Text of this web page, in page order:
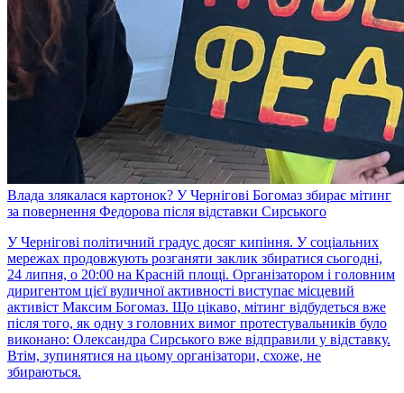
Влада злякалася картонок? У Чернігові Богомаз збирає мітинг
за повернення Федорова після відставки Сирського
У Чернігові політичний градус досяг кипіння. У соціальних
мережах продовжують розганяти заклик збиратися сьогодні,
24 липня, о 20:00 на Красній площі. Організатором і головним
диригентом цієї вуличної активності виступає місцевий
активіст Максим Богомаз. Що цікаво, мітинг відбудеться вже
після того, як одну з головних вимог протестувальників було
виконано: Олександра Сирського вже відправили у відставку.
Втім, зупинятися на цьому організатори, схоже, не
збираються.